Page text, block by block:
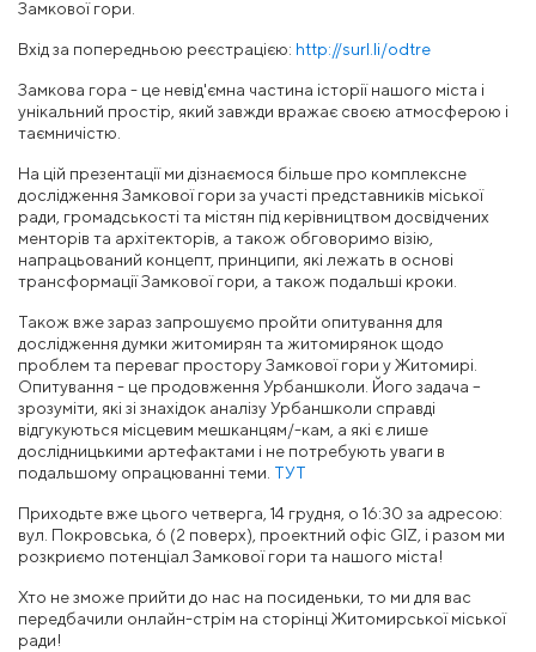
Замкової гори.
Вхід за попередньою реєстрацією: http://surl.li/odtre
Замкова гора - це невід'ємна частина історії нашого міста і
унікальний простір, який завжди вражає своєю атмосферою і
таємничістю.
На цій презентації ми дізнаємося більше про комплексне
дослідження Замкової гори за участі представників міської
ради, громадськості та містян під керівництвом досвідчених
менторів та архітекторів, а також обговоримо візію,
напрацьований концепт, принципи, які лежать в основі
трансформації Замкової гори, а також подальші кроки.
Також вже зараз запрошуємо пройти опитування для
дослідження думки житомирян та житомирянок щодо
проблем та переваг простору Замкової гори у Житомирі.
Опитування - це продовження Урбаншколи. Його задача –
зрозуміти, які зі знахідок аналізу Урбаншколи справді
відгукуються місцевим мешканцям/-кам, а які є лише
дослідницькими артефактами і не потребують уваги в
подальшому опрацюванні теми. ТУТ
Приходьте вже цього четверга, 14 грудня, о 16:30 за адресою:
вул. Покровська, 6 (2 поверх), проектний офіс GIZ, і разом ми
розкриємо потенціал Замкової гори та нашого міста!
Хто не зможе прийти до нас на посиденьки, то ми для вас
передбачили онлайн-стрім на сторінці Житомирської міської
ради!